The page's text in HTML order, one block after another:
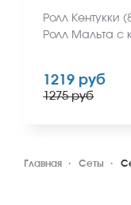
Ролл Кентукки
Ролл Мальта с
курица (8 шт.)
имбирь,
входят в
1219 руб
1275 руб
Главная Сеты